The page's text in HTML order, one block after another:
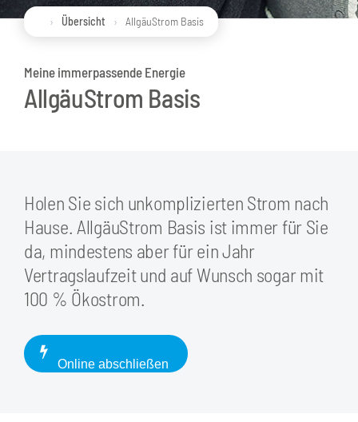
Übersicht AllgäuStrom Basis
Meine immerpassende Energie
AllgäuStrom Basis
Holen Sie sich unkomplizierten Strom nach
Hause. AllgäuStrom Basis ist immer für Sie
da, mindestens aber für ein Jahr
Vertragslaufzeit und auf Wunsch sogar mit
100 % Ökostrom.
Online abschließen